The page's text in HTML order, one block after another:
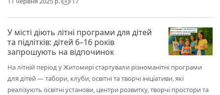
У місті діють літні програми для дітей
та підлітків: дітей 6–16 років
запрошують на відпочинок
На літній період у Житомирі стартували різноманітні програми
для дітей — табори, клуби, освітні та творчі ініціативи, які
реалізують освітні установи, центри розвитку, творчі простори та